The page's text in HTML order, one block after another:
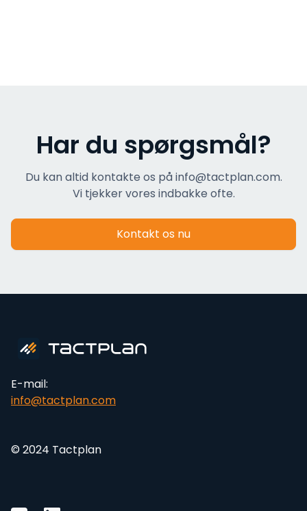
Har du spørgsmål?
Du kan altid kontakte os på info@tactplan.com.
Vi tjekker vores indbakke ofte.
Kontakt os nu
E-mail:
info@tactplan.com
© 2024 Tactplan